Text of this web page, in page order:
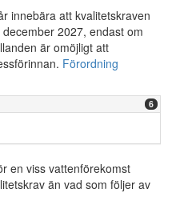
innebära att kvalitetskraven
2027, endast om
är omöjligt att
Förordning
6
en viss vattenförekomst
än vad som följer av